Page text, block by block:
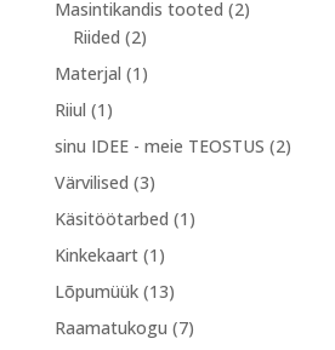
Masintikandis tooted 22
Riided 22
toodet
Materjal 1 1
Riiul 1 1
toode
sinu IDEE - meie TEOSTUS 22
Värvilised 33
toodet
Käsitöötarbed 1 1
Kinkekaart 1 1
toode
Lõpumüük 1313
toodet
Raamatukogu 77